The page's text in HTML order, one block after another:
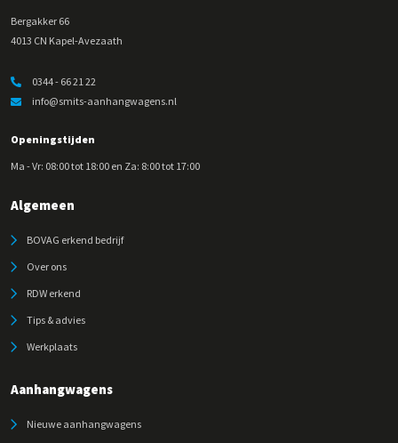
Bergakker 66
4013 CN Kapel-Avezaath
0344 - 66 21 22
info@smits-aanhangwagens.nl
Openingstijden
Ma - Vr: 08:00 tot 18:00 en Za: 8:00 tot 17:00
Algemeen
BOVAG erkend bedrijf
Over ons
RDW erkend
Tips & advies
Werkplaats
Aanhangwagens
Nieuwe aanhangwagens